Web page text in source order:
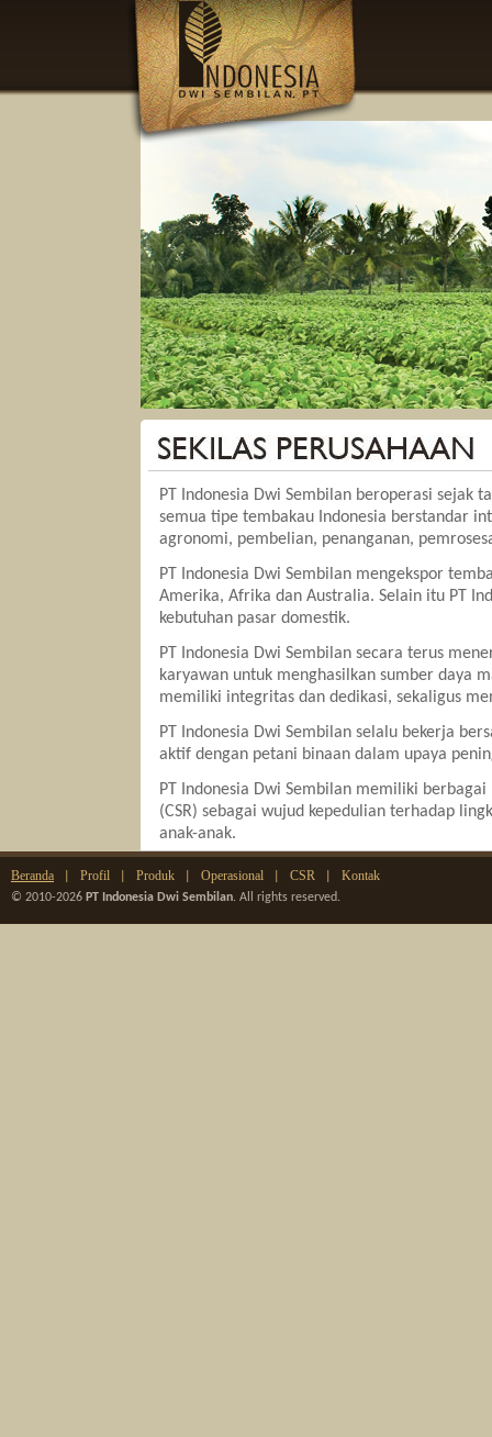
PT Indonesia Dwi Sembilan beroperasi sejak
semua tipe tembakau Indonesia berstandar
agronomi, pembelian, penanganan,
PT Indonesia Dwi Sembilan mengekspor
Amerika, Afrika dan Australia. Selain itu PT
kebutuhan pasar domestik.
PT Indonesia Dwi Sembilan secara terus
karyawan untuk menghasilkan sumber daya
memiliki integritas dan dedikasi, sekaligus
PT Indonesia Dwi Sembilan selalu bekerja
aktif dengan petani binaan dalam upaya
PT Indonesia Dwi Sembilan memiliki
(CSR) sebagai wujud kepedulian terhadap
anak-anak.
Beranda Profil Produk Operasional CSR Kontak
© 2010-2026 PT Indonesia Dwi Sembilan. All rights reserved.